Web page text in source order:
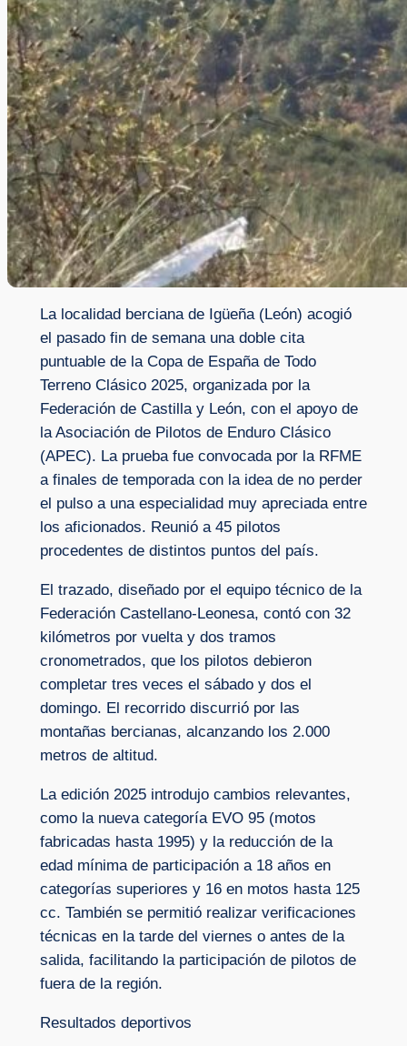
La localidad berciana de Igüeña (León) acogió
el pasado fin de semana una doble cita
puntuable de la Copa de España de Todo
Terreno Clásico 2025, organizada por la
Federación de Castilla y León, con el apoyo de
la Asociación de Pilotos de Enduro Clásico
(APEC). La prueba fue convocada por la RFME
a finales de temporada con la idea de no perder
el pulso a una especialidad muy apreciada entre
los aficionados. Reunió a 45 pilotos
procedentes de distintos puntos del país.
El trazado, diseñado por el equipo técnico de la
Federación Castellano-Leonesa, contó con 32
kilómetros por vuelta y dos tramos
cronometrados, que los pilotos debieron
completar tres veces el sábado y dos el
domingo. El recorrido discurrió por las
montañas bercianas, alcanzando los 2.000
metros de altitud.
La edición 2025 introdujo cambios relevantes,
como la nueva categoría EVO 95 (motos
fabricadas hasta 1995) y la reducción de la
edad mínima de participación a 18 años en
categorías superiores y 16 en motos hasta 125
cc. También se permitió realizar verificaciones
técnicas en la tarde del viernes o antes de la
salida, facilitando la participación de pilotos de
fuera de la región.
Resultados deportivos